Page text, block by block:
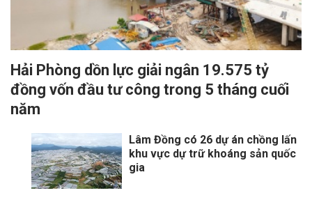
Hải Phòng dồn lực giải ngân 19.575 tỷ
đồng vốn đầu tư công trong 5 tháng cuối
năm
Lâm Đồng có 26 dự án chồng lấn
khu vực dự trữ khoáng sản quốc
gia